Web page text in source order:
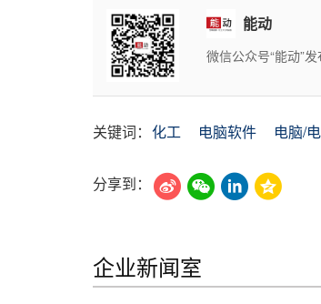
能动
微信公众号“能动”
关键词： 化工 电脑软件 电脑/
分享到：
企业新闻室